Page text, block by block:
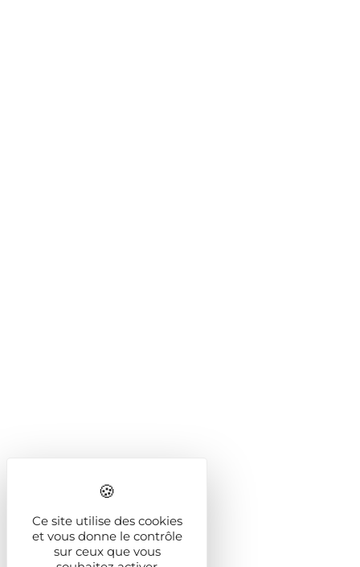
Ce site utilise des cookies
et vous donne le contrôle
sur ceux que vous